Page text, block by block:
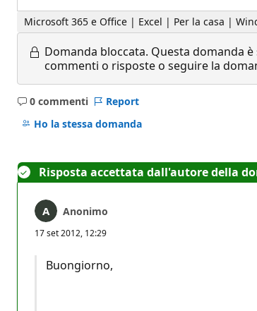
Microsoft 365 e Office | Excel | Per la casa |
Domanda bloccata. Questa domanda
commenti o risposte o seguire la
0 commenti
Nessun
commento
Report
Ho la stessa domanda
Risposta accettata dall'autore della
Anonimo
17 set 2012, 12:29
Buongiorno,